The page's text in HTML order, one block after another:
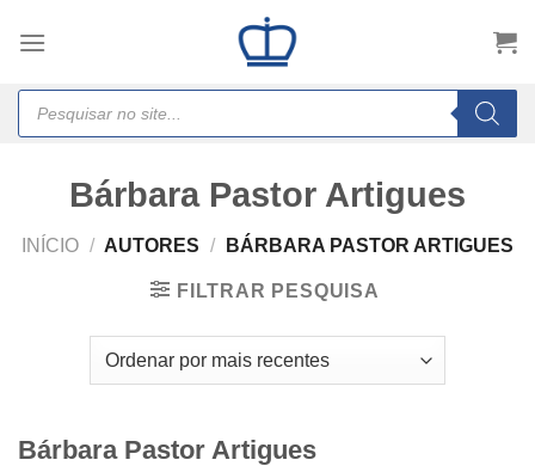
Products
search
Bárbara Pastor Artigues
INÍCIO / AUTORES / BÁRBARA PASTOR ARTIGUES
FILTRAR PESQUISA
Bárbara Pastor Artigues